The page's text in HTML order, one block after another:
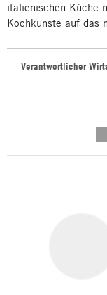
italienischen Küche
Kochkünste auf das
Verantwortlicher